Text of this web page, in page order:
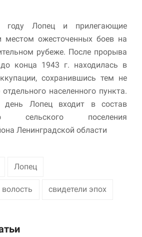
году Лопец и прилегающие
местом ожесточенных боев на
рубеже. После прорыва
конца 1943 г. находилась в
сохранившись тем не
населенного пункта.
день Лопец входит в состав
сельского поселения
Ленинградской области
Лопец
свидетели эпох